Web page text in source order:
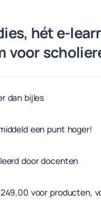
hét e-
voor
dan bijles
een punt hoger!
door docenten
voor producten,